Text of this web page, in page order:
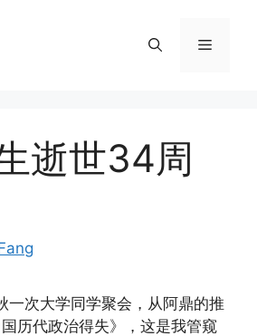
Menu
逝世34周
一次大学同学聚会，从阿鼎的推
历代政治得失》，这是我管窥